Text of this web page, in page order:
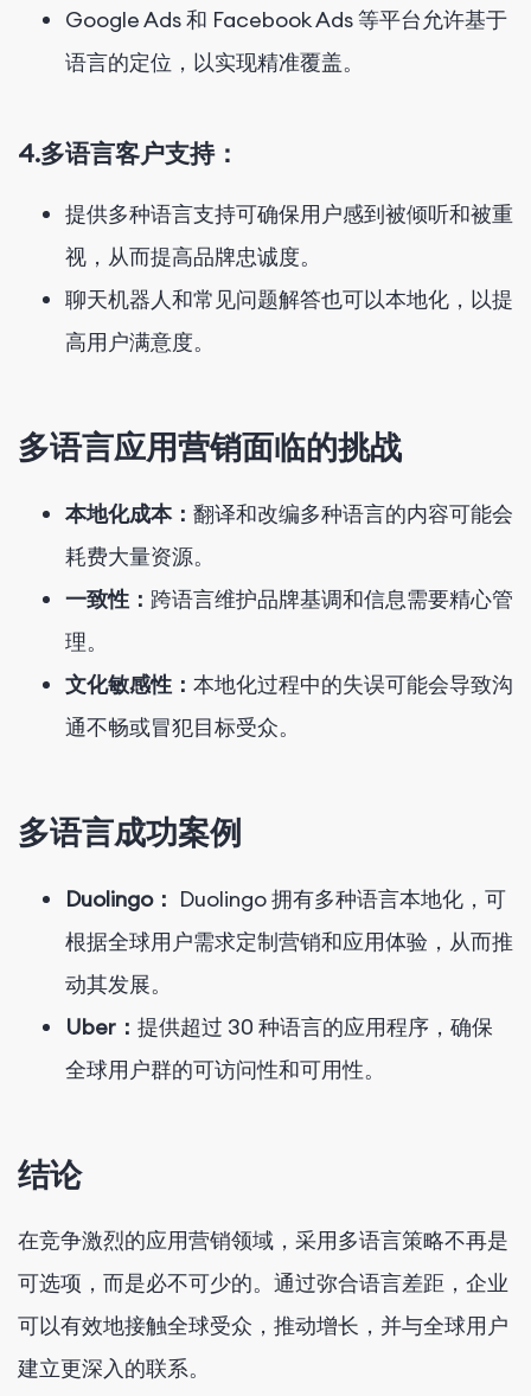
Google Ads 和 Facebook Ads 等平台允许基于
语言的定位，以实现精准覆盖。
4.多语言客户支持：
提供多种语言支持可确保用户感到被倾听和被重
视，从而提高品牌忠诚度。
聊天机器人和常见问题解答也可以本地化，以提
高用户满意度。
多语言应用营销面临的挑战
本地化成本： 翻译和改编多种语言的内容可能会
耗费大量资源。
一致性： 跨语言维护品牌基调和信息需要精心管
理。
文化敏感性： 本地化过程中的失误可能会导致沟
通不畅或冒犯目标受众。
多语言成功案例
Duolingo： Duolingo 拥有多种语言本地化，可
根据全球用户需求定制营销和应用体验，从而推
动其发展。
Uber： 提供超过 30 种语言的应用程序，确保
全球用户群的可访问性和可用性。
结论
在竞争激烈的应用营销领域，采用多语言策略不再是
可选项，而是必不可少的。通过弥合语言差距，企业
可以有效地接触全球受众，推动增长，并与全球用户
建立更深入的联系。